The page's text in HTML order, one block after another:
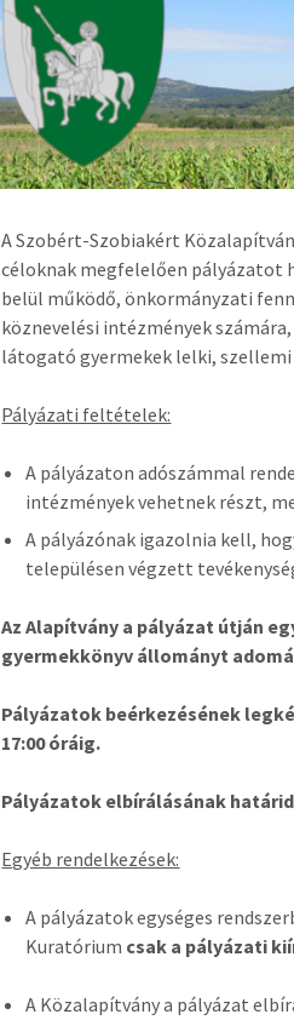
A Szobért-Szobiakért
céloknak megfelelően pályázatot
belül működő, önkormányzati
köznevelési intézmények
látogató gyermekek lelki,
Pályázati feltételek:
A pályázaton adószámmal
intézmények vehetnek részt,
A pályázónak igazolnia kell,
településen végzett
Az Alapítvány a pályázat útján
gyermekkönyv állományt
Pályázatok beérkezésének
17:00 óráig.
Pályázatok elbírálásának
Egyéb rendelkezések:
A pályázatok egységes
Kuratórium csak a pályázati
A Közalapítvány a pályázat